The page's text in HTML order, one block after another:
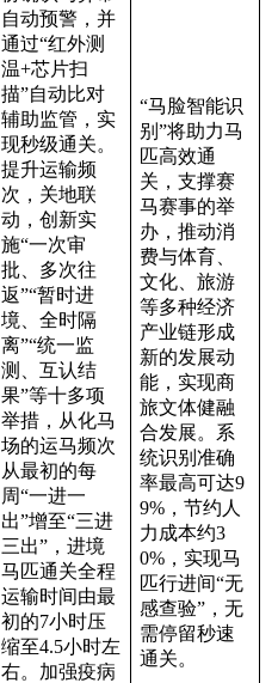
自动预警，并
通过“红外测
温+芯片扫
描”自动比对
辅助监管，实
现秒级通关。
提升运输频
次，关地联
动，创新实
施“一次审
批、多次往
返”“暂时进
境、全时隔
离”“统一监
测、互认结
果”等十多项
举措，从化马
场的运马频次
从最初的每
周“一进一
出”增至“三进
三出”，进境
马匹通关全程
运输时间由最
初的7小时压
缩至4.5小时左
右。加强疫病
“马脸智能识
别”将助力马
匹高效通
关，支撑赛
马赛事的举
办，推动消
费与体育、
文化、旅游
等多种经济
产业链形成
新的发展动
能，实现商
旅文体健融
合发展。系
统识别准确
率最高可达9
9%，节约人
力成本约3
0%，实现马
匹行进间“无
感查验”，无
需停留秒速
通关。